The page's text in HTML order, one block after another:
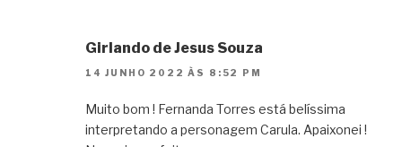
Girlando de Jesus Souza
14 JUNHO 2022 ÀS 8:52 PM
Muito bom ! Fernanda Torres está belíssima
interpretando a personagem Carula. Apaixonei !